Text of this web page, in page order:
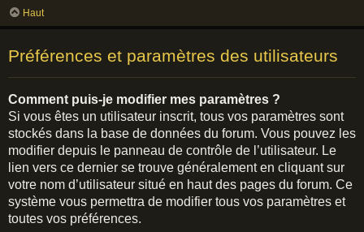
Haut
Préférences et paramètres des utilisateurs
Comment puis-je modifier mes paramètres ?
Si vous êtes un utilisateur inscrit, tous vos paramètres sont
stockés dans la base de données du forum. Vous pouvez les
modifier depuis le panneau de contrôle de l’utilisateur. Le
lien vers ce dernier se trouve généralement en cliquant sur
votre nom d’utilisateur situé en haut des pages du forum. Ce
système vous permettra de modifier tous vos paramètres et
toutes vos préférences.